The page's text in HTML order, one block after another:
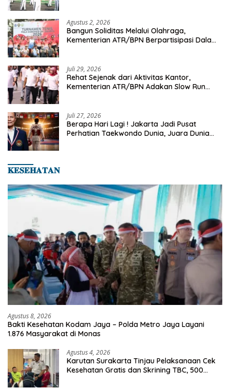
Agustus 2, 2026
Bangun Soliditas Melalui Olahraga,
Kementerian ATR/BPN Berpartisipasi Dalam
Juli 29, 2026
Rehat Sejenak dari Aktivitas Kantor,
Kementerian ATR/BPN Adakan Slow Run
Juli 27, 2026
Berapa Hari Lagi ! Jakarta Jadi Pusat
Perhatian Taekwondo Dunia, Juara Dunia
𝐊𝐄𝐒𝐄𝐇𝐀𝐓𝐀𝐍
Agustus 8, 2026
Bakti Kesehatan Kodam Jaya – Polda Metro Jaya Layani
1.876 Masyarakat di Monas
Agustus 4, 2026
Karutan Surakarta Tinjau Pelaksanaan Cek
Kesehatan Gratis dan Skrining TBC, 500